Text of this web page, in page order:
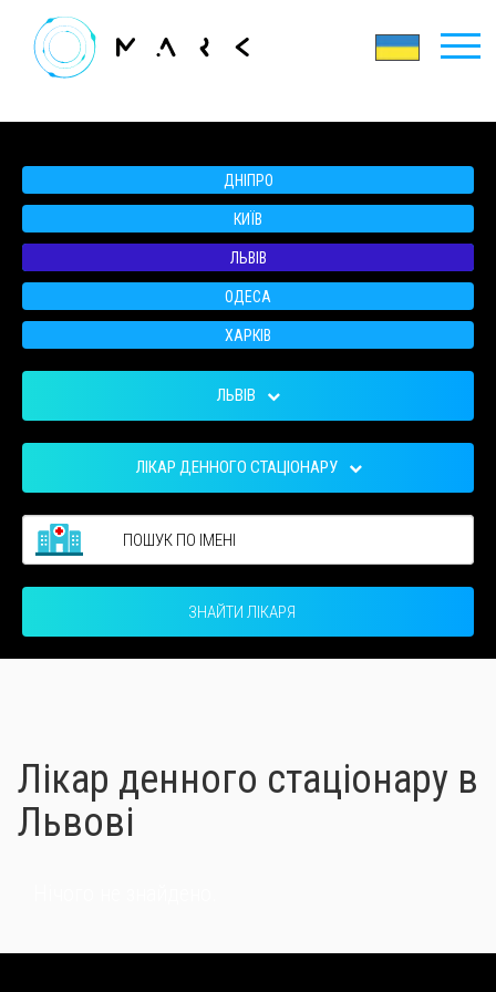
ДНІПРО
КИЇВ
ЛЬВІВ
ОДЕСА
ХАРКІВ
ЛЬВІВ
ЛІКАР ДЕННОГО СТАЦІОНАРУ
ЗНАЙТИ ЛІКАРЯ
Лікар денного стаціонару в
Львові